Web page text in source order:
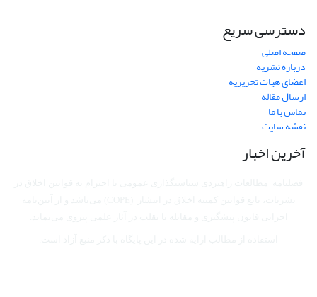
دسترسی سریع
صفحه اصلی
درباره نشریه
اعضای هیات تحریریه
ارسال مقاله
تماس با ما
نقشه سایت
آخرین اخبار